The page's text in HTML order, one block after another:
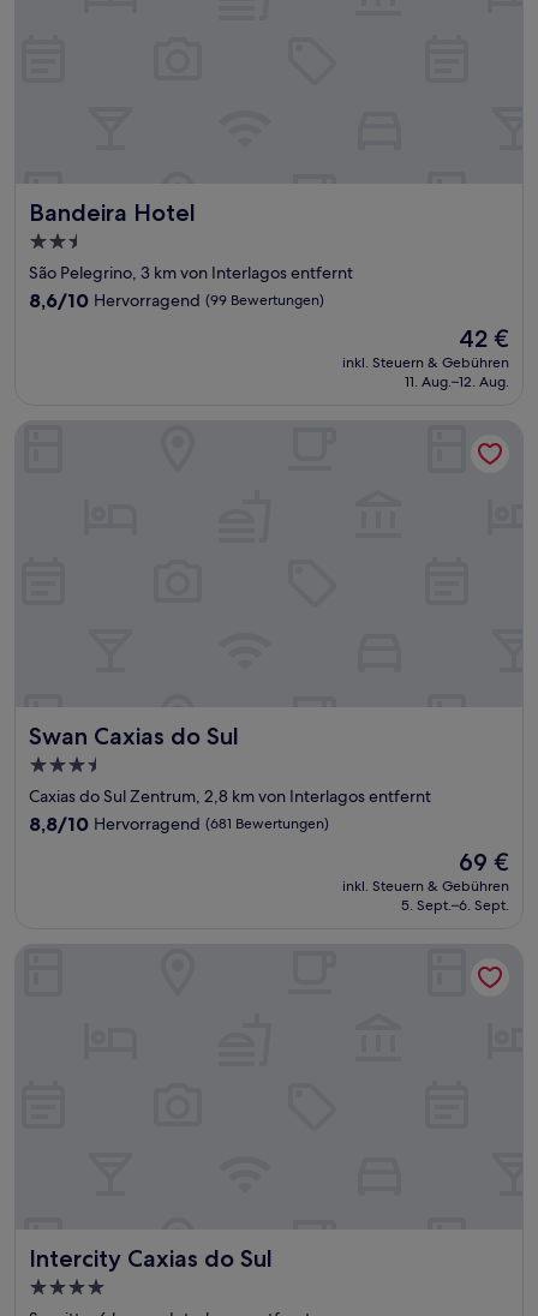
Bandeira Hotel
Bandeira Hotel
2.5-
Sterne-
Unterkunft
São Pelegrino, 3 km von Interlagos entfernt
8.6
8,6/10 Hervorragend (99 Bewertungen)
Der
Preis
beträgt
42 €
inkl. Steuern & Gebühren
11. Aug.–12. Aug.
Swan Caxias do Sul
Swan Caxias do Sul
3.5-
Sterne-
Unterkunft
Caxias do Sul Zentrum, 2,8 km von Interlagos entfernt
8.8
8,8/10 Hervorragend (681 Bewertungen)
Der
Preis
beträgt
69 €
inkl. Steuern & Gebühren
5. Sept.–6. Sept.
Intercity Caxias do Sul
Intercity Caxias do Sul
4.0-
Intercity Caxias do Sul